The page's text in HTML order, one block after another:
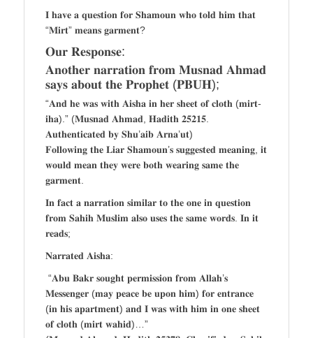
𝐈 𝐡𝐚𝐯𝐞 𝐚 𝐪𝐮𝐞𝐬𝐭𝐢𝐨𝐧 𝐟𝐨𝐫 𝐒𝐡𝐚𝐦𝐨𝐮𝐧 𝐰𝐡𝐨 𝐭𝐨𝐥𝐝 𝐡𝐢𝐦 𝐭𝐡𝐚𝐭
“𝐌𝐢𝐫𝐭” 𝐦𝐞𝐚𝐧𝐬 𝐠𝐚𝐫𝐦𝐞𝐧𝐭?
𝐎𝐮𝐫 𝐑𝐞𝐬𝐩𝐨𝐧𝐬𝐞:
𝐀𝐧𝐨𝐭𝐡𝐞𝐫 𝐧𝐚𝐫𝐫𝐚𝐭𝐢𝐨𝐧 𝐟𝐫𝐨𝐦 𝐌𝐮𝐬𝐧𝐚𝐝 𝐀𝐡𝐦𝐚𝐝
𝐬𝐚𝐲𝐬 𝐚𝐛𝐨𝐮𝐭 𝐭𝐡𝐞 𝐏𝐫𝐨𝐩𝐡𝐞𝐭 (𝐏𝐁𝐔𝐇);
“𝐀𝐧𝐝 𝐡𝐞 𝐰𝐚𝐬 𝐰𝐢𝐭𝐡 𝐀𝐢𝐬𝐡𝐚 𝐢𝐧 𝐡𝐞𝐫 𝐬𝐡𝐞𝐞𝐭 𝐨𝐟 𝐜𝐥𝐨𝐭𝐡 (𝐦𝐢𝐫𝐭-
𝐢𝐡𝐚).” (𝐌𝐮𝐬𝐧𝐚𝐝 𝐀𝐡𝐦𝐚𝐝, 𝐇𝐚𝐝𝐢𝐭𝐡 𝟐𝟓𝟐𝟏𝟓.
𝐀𝐮𝐭𝐡𝐞𝐧𝐭𝐢𝐜𝐚𝐭𝐞𝐝 𝐛𝐲 𝐒𝐡𝐮’𝐚𝐢𝐛 𝐀𝐫𝐧𝐚’𝐮𝐭)
𝐅𝐨𝐥𝐥𝐨𝐰𝐢𝐧𝐠 𝐭𝐡𝐞 𝐋𝐢𝐚𝐫 𝐒𝐡𝐚𝐦𝐨𝐮𝐧’𝐬 𝐬𝐮𝐠𝐠𝐞𝐬𝐭𝐞𝐝 𝐦𝐞𝐚𝐧𝐢𝐧𝐠, 𝐢𝐭
𝐰𝐨𝐮𝐥𝐝 𝐦𝐞𝐚𝐧 𝐭𝐡𝐞𝐲 𝐰𝐞𝐫𝐞 𝐛𝐨𝐭𝐡 𝐰𝐞𝐚𝐫𝐢𝐧𝐠 𝐬𝐚𝐦𝐞 𝐭𝐡𝐞
𝐠𝐚𝐫𝐦𝐞𝐧𝐭.
𝐈𝐧 𝐟𝐚𝐜𝐭 𝐚 𝐧𝐚𝐫𝐫𝐚𝐭𝐢𝐨𝐧 𝐬𝐢𝐦𝐢𝐥𝐚𝐫 𝐭𝐨 𝐭𝐡𝐞 𝐨𝐧𝐞 𝐢𝐧 𝐪𝐮𝐞𝐬𝐭𝐢𝐨𝐧
𝐟𝐫𝐨𝐦 𝐒𝐚𝐡𝐢𝐡 𝐌𝐮𝐬𝐥𝐢𝐦 𝐚𝐥𝐬𝐨 𝐮𝐬𝐞𝐬 𝐭𝐡𝐞 𝐬𝐚𝐦𝐞 𝐰𝐨𝐫𝐝𝐬. 𝐈𝐧 𝐢𝐭
𝐫𝐞𝐚𝐝𝐬;
𝐍𝐚𝐫𝐫𝐚𝐭𝐞𝐝 𝐀𝐢𝐬𝐡𝐚:
“𝐀𝐛𝐮 𝐁𝐚𝐤𝐫 𝐬𝐨𝐮𝐠𝐡𝐭 𝐩𝐞𝐫𝐦𝐢𝐬𝐬𝐢𝐨𝐧 𝐟𝐫𝐨𝐦 𝐀𝐥𝐥𝐚𝐡’𝐬
𝐌𝐞𝐬𝐬𝐞𝐧𝐠𝐞𝐫 (𝐦𝐚𝐲 𝐩𝐞𝐚𝐜𝐞 𝐛𝐞 𝐮𝐩𝐨𝐧 𝐡𝐢𝐦) 𝐟𝐨𝐫 𝐞𝐧𝐭𝐫𝐚𝐧𝐜𝐞
(𝐢𝐧 𝐡𝐢𝐬 𝐚𝐩𝐚𝐫𝐭𝐦𝐞𝐧𝐭) 𝐚𝐧𝐝 𝐈 𝐰𝐚𝐬 𝐰𝐢𝐭𝐡 𝐡𝐢𝐦 𝐢𝐧 𝐨𝐧𝐞 𝐬𝐡𝐞𝐞𝐭
𝐨𝐟 𝐜𝐥𝐨𝐭𝐡 (𝐦𝐢𝐫𝐭 𝐰𝐚𝐡𝐢𝐝)…”